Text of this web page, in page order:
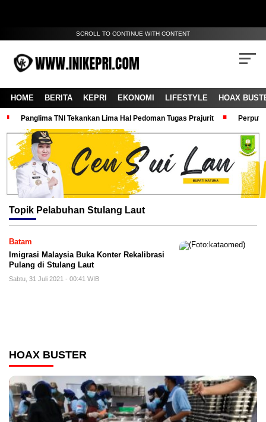
SCROLL TO CONTINUE WITH CONTENT
HOME BERITA KEPRI EKONOMI LIFESTYLE HOAX
Panglima TNI Tekankan Lima Hal Pedoman Tugas Prajurit
Topik Pelabuhan Stulang Laut
Batam
Imigrasi Malaysia Buka Konter Rekalibrasi
Pulang di Stulang Laut
Sabtu, 31 Juli 2021 - 00:41 WIB
HOAX BUSTER